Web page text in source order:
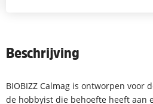
Beschrijving
BIOBIZZ Calmag is ontworpen voor
de hobbyist die behoefte heeft aan